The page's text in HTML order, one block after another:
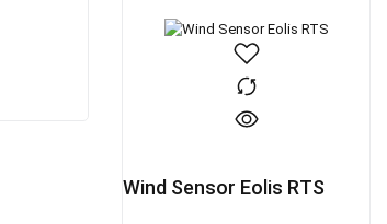
Wind Sensor Eolis RTS